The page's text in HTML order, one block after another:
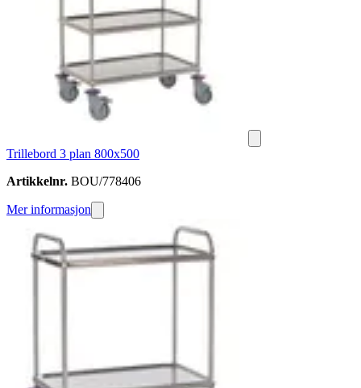
Trillebord 3 plan 800x500
Artikkelnr. BOU/778406
Mer informasjon